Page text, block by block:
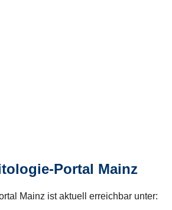
Portal Mainz
Mainz ist aktuell erreichbar unter: